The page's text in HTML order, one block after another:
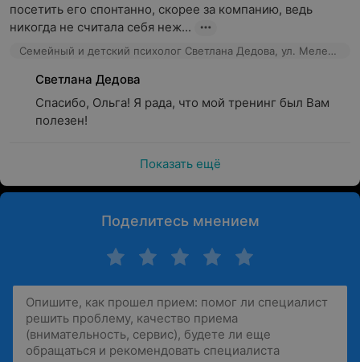
посетить его спонтанно, скорее за компанию, ведь
никогда не считала себя неж...
Семейный и детский психолог Светлана Дедова, ул. Мележа, 5/1
Светлана Дедова
Спасибо, Ольга! Я рада, что мой тренинг был Вам
полезен!
Показать ещё
Поделитесь мнением